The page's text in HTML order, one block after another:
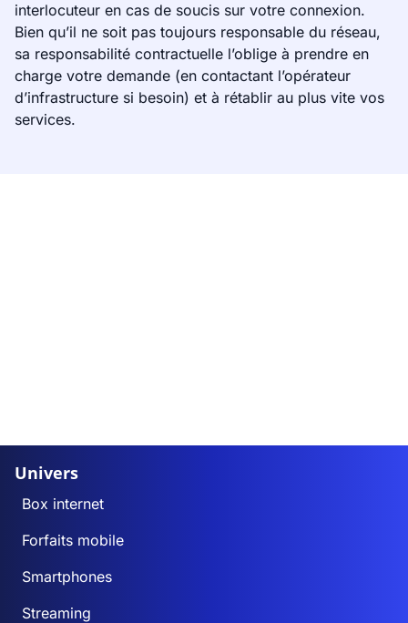
interlocuteur en cas de soucis sur votre connexion.
Bien qu’il ne soit pas toujours responsable du réseau,
sa responsabilité contractuelle l’oblige à prendre en
charge votre demande (en contactant l’opérateur
d’infrastructure si besoin) et à rétablir au plus vite vos
services.
Univers
Box internet
Forfaits mobile
Smartphones
Streaming